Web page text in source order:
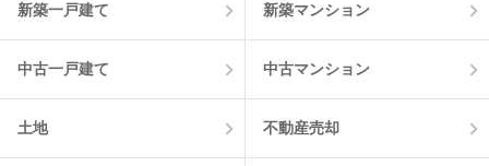
新築一戸建て 新築マンション
中古一戸建て 中古マンション
土地 不動産売却